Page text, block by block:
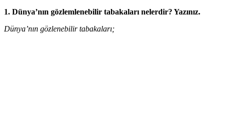
1. Dünya’nın gözlemlenebilir tabakaları nelerdir? Yazınız.
Dünya’nın gözlenebilir tabakaları;